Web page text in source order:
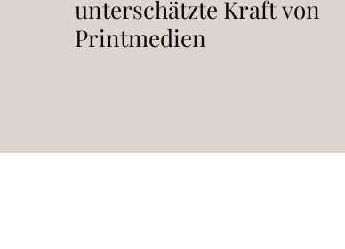
unterschätzte Kraft von
Printmedien